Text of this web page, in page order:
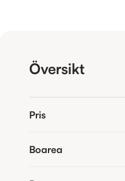
Översikt
Pris
Boarea